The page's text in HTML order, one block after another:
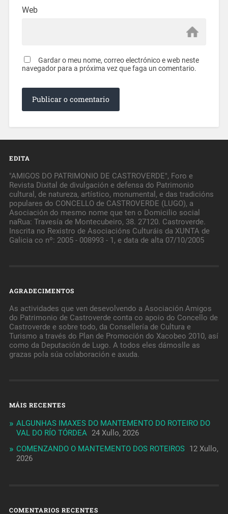
Web
Gardar o meu nome, correo electrónico e web neste
navegador para a próxima vez que faga un comentario.
EDITA
"AMIGOS DO PATRIMONIO DE CASTROVERDE", Foro e
Revista Dixital de divulgación e defensa do Patrimonio
cultural, de natureza, artístico, monumental, e das tradicións
populares do CONCELLO de CASTROVERDE (LUGO), a
Asociación do mesmo nome que ten o Domicilio social
naRua: Travesía de Montecubeiro, 38. 27120. Castroverde.
Inscrita no Rexistro de Asociacións Culturáis da XUNTA de
Galicia co nº: 2005 - 008993 - 1, e data de alta 07/10/2005
AGRADECIMENTOS
As actividades que ven desevolvendo a Asociación Amigos
do Patrimonio de Castroverde conta co apoio do Concello de
Castroverde e sobre todo, da Consellería de Cultura e
Turismo a través do Plan de Promoción do Xacobeo 2010, así
como da Deputación de Lugo. A todos eles dámoslle as
grazas pola súa colaboración e axuda.
MÁIS RECENTES
ALGUNHAS IMAXES DO MANTEMENTO DO ROTEIRO DO
VAL DO RÍO TÓRDEA 24 Xullo, 2026
COMENZANDO O MANTEMENTO DOS ROTEIROS 12 Xullo,
2026
COMENTARIOS RECENTES